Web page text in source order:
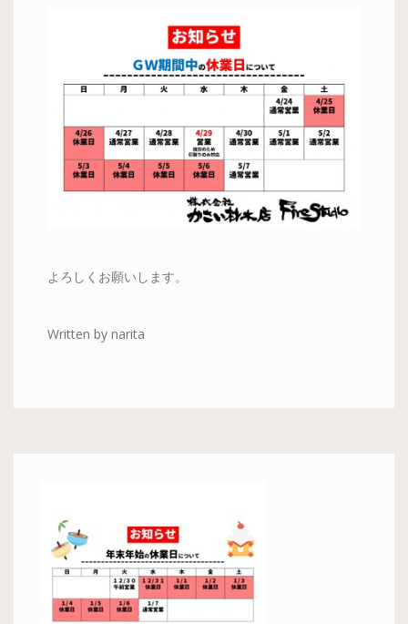
よろしくお願いします。
Written by narita